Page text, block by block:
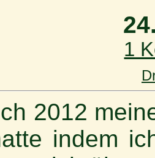
1
2012
indem